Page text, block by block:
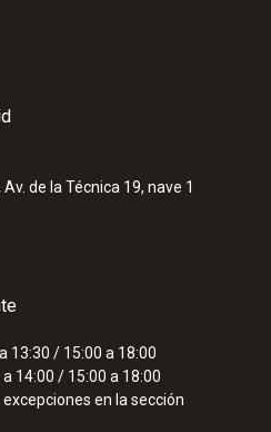
de la Técnica 19, nave 1
13:30 / 15:00 a 18:00
14:00 / 15:00 a 18:00
en la sección